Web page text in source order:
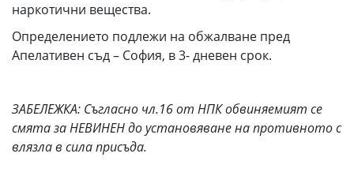
наркотични вещества.
Определението подлежи на обжалване пред
Апелативен съд – София, в 3- дневен срок.
ЗАБЕЛЕЖКА: Съгласно чл.16 от НПК обвиняемият се
смята за НЕВИНЕН до установяване на противното с
влязла в сила присъда.